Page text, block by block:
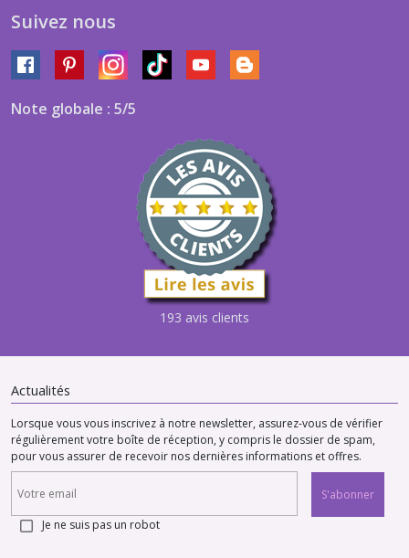
Suivez nous
Note globale : 5/5
193 avis clients
Actualités
Lorsque vous vous inscrivez à notre newsletter, assurez-vous de vérifier
régulièrement votre boîte de réception, y compris le dossier de spam,
pour vous assurer de recevoir nos dernières informations et offres.
S'abonner
Je ne suis pas un robot